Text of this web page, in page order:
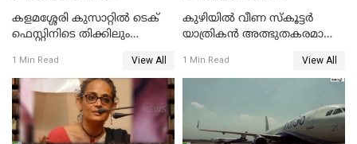
കളമശ്ശേരി കുസാറ്റില്‍ ടെക്
ഫെസ്റ്റിനിടെ തിക്കിലും
1 Min Read View All
കുഴിയിൽ വീണ സ്കൂട്ടർ
യാത്രികൻ അത്ഭുതകരമായി
1 Min Read View All